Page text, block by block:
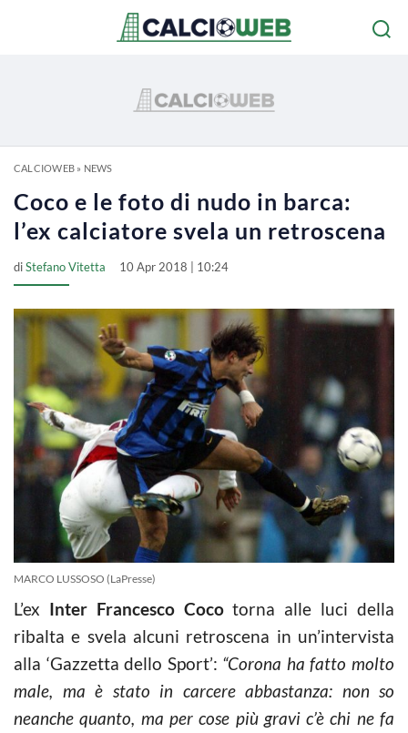
CALCIOWEB» NEWS
Coco e le foto di nudo in barca:
l’ex calciatore svela un retroscena
diStefano Vitetta 10 Apr 2018 | 10:24
MARCO LUSSOSO (LaPresse)
L’ex Inter Francesco Cocotorna alle luci della
ribalta e svela alcuni retroscena in un’intervista
alla ‘Gazzetta dello Sport’: “Corona ha fatto molto
male, ma è stato in carcere abbastanza: non so
neanche quanto, ma per cose più gravi c’è chi ne fa